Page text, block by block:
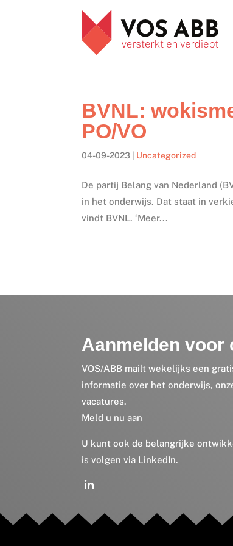
BVNL:
PO/VO
04-09-2023 Uncategorized
De partij Belang van Nederland
in het onderwijs. Dat staat in
vindt BVNL. ‘Meer...
Aanmelden voor
VOS/ABB mailt wekelijks een
informatie over het onderwijs,
vacatures.
Meld u nu aan
U kunt ook de belangrijke
is volgen via LinkedIn.